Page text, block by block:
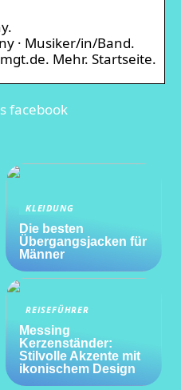
· Musiker/in/Band.
Mehr. Startseite.
facebook
KLEIDUNG
Die besten
Übergangsjacken für
Männer
REISEFÜHRER
Messing
Kerzenständer:
Stilvolle Akzente mit
ikonischem Design